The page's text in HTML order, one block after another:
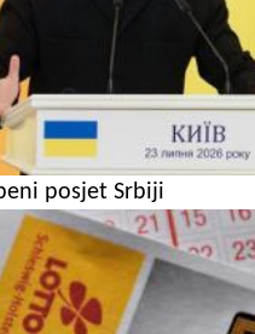
posjet Srbiji